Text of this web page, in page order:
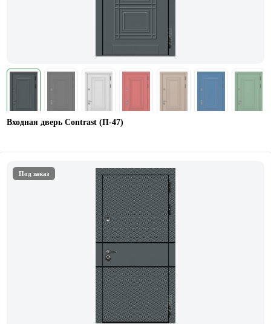
Входная дверь Contrast (П-47)
Под заказ